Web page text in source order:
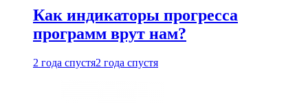
Как индикаторы прогресса
программ врут нам?
2 года спустя2 года спустя